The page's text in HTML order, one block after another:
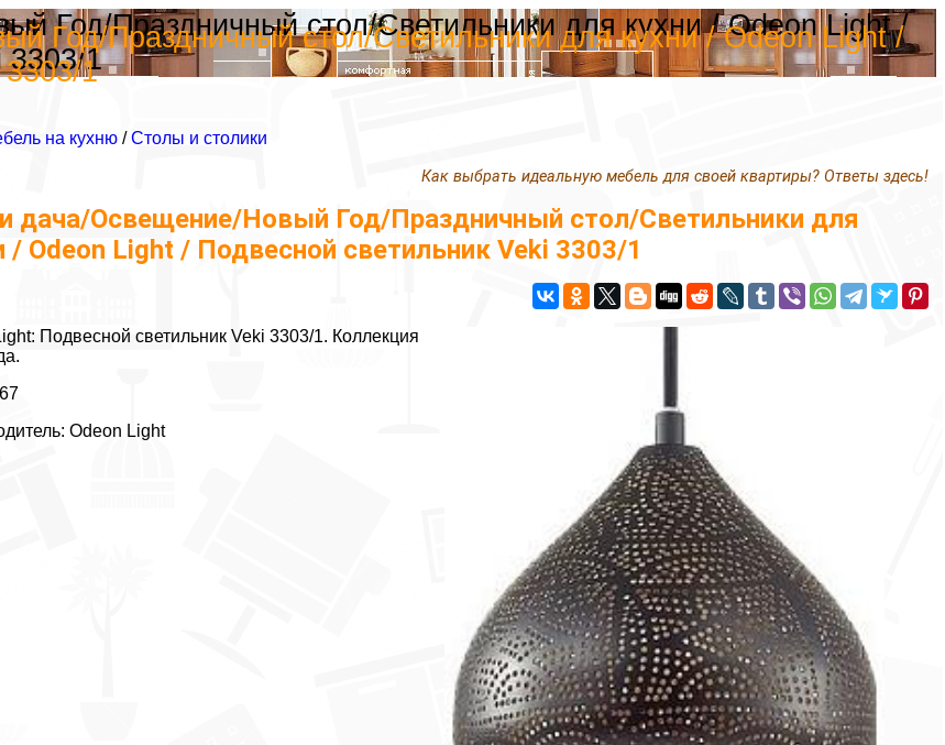
Год/Праздничный стол/Светильники для кухни / Odeon Light /
3303/1
Год/Праздничный стол/Светильники для кухни / Odeon Light /
3303/1
на кухню /Столы и столики
Как выбрать идеальную мебель для своей квартиры? Ответы здесь!
дача/Освещение/Новый Год/Праздничный стол/Светильники для
/ Odeon Light / Подвесной светильник Veki 3303/1
Подвесной светильник Veki 3303/1. Коллекция
Odeon Light